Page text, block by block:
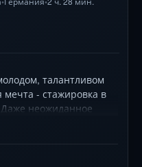
талантливом
мечта - стажировка в
неожиданное
аккуратно хранится